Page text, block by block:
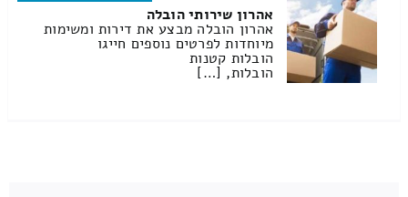
אהרון שירותי הובלה
אהרון הובלה מבצע את דירות ומשימות
מיוחדות לפרטים נוספים חייגו
הובלות קטנות
הובלות, […]